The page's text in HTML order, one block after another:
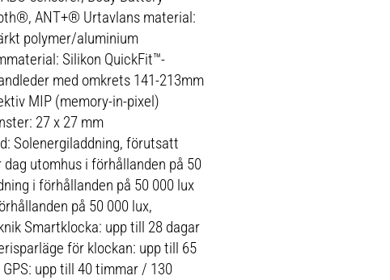
ANT+® Urtavlans material:
polymer/aluminium
Silikon QuickFit™-
med omkrets 141-213mm
MIP (memory-in-pixel)
27 x 27 mm
Solenergiladdning, förutsatt
utomhus i förhållanden på 50
i förhållanden på 50 000 lux
på 50 000 lux,
Smartklocka: upp till 28 dagar
för klockan: upp till 65
upp till 40 timmar / 130